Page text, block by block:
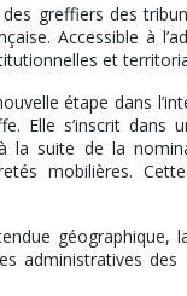
greffiers des
Accessible à
et
étape dans
Elle s’inscrit
la suite de la
mobilières.
géographique,
administratives